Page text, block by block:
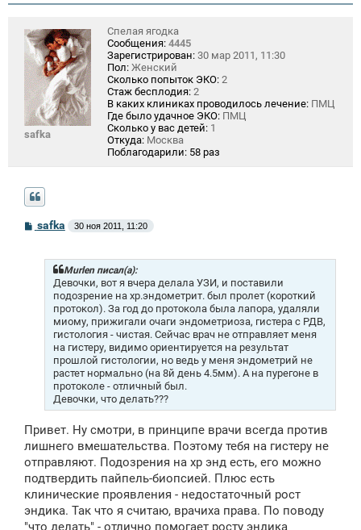
safka
Спелая ягодка
Сообщения: 4445
Зарегистрирован: 30 мар 2011, 11:30
Пол: Женский
Сколько попыток ЭКО: 2
Стаж бесплодия: 2
В каких клиниках проводилось лечение: ПМЦ
Где было удачное ЭКО: ПМЦ
Сколько у вас детей: 1
Откуда: Москва
Поблагодарили: 58 раз
Сsafka 30 ноя 2011, 11:20
Murlen писал(а):
Девочки, вот я вчера делала УЗИ, и поставили
подозрение на хр.эндометрит. был пролет (короткий
протокол). За год до протокола была лапора, удаляли
миому, прижигали очаги эндометриоза, гистера с РДВ,
гистология - чистая. Сейчас врач не отправляет меня
на гистеру, видимо ориентируется на результат
прошлой гистологии, но ведь у меня эндометрий не
растет нормально (на 8й день 4.5мм). А на пурегоне в
протоколе - отличный был.
Девочки, что делать???
Привет. Ну смотри, в принципе врачи всегда против
лишнего вмешательства. Поэтому тебя на гистеру не
отправляют. Подозрения на хр энд есть, его можно
подтвердить пайпель-биопсией. Плюс есть
клинические проявления - недостаточный рост
эндика. Так что я считаю, врачиха права. По поводу
"что делать" - отлично помогает росту эндика